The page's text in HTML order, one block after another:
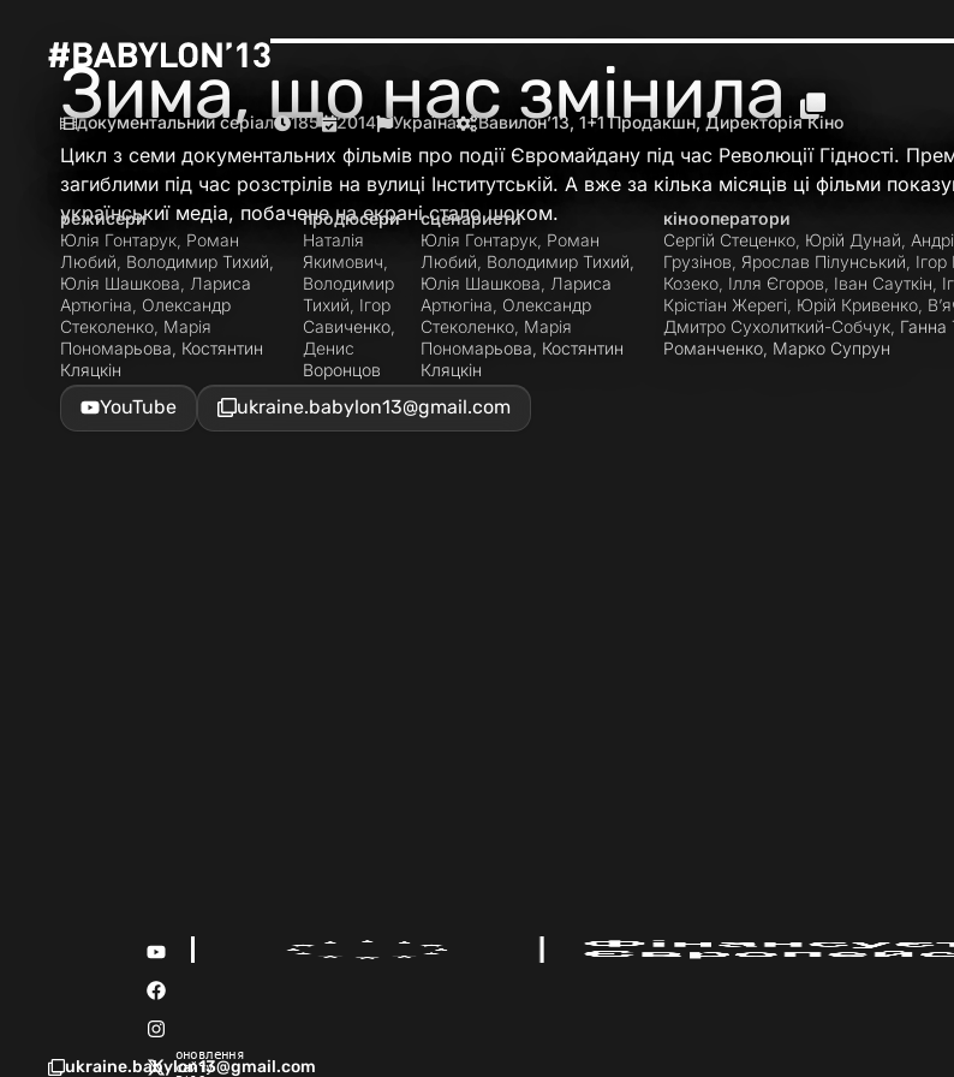
ukraine.babylon13@gmail.com
оновлення
сайту
Зима, що нас змінила
документальний серіал 185′ 2014 Україна Вавилон’13, 1+1 Продакшн, Директорія Кіно
Цикл з семи документальних фільмів про події Євромайдану під час Революції Гідності.
загиблими під час розстрілів на вулиці Інститутській. А вже за кілька місяців ці фільми
українськиї медіа, побачене на екрані стало шоком.
режисери
Юлія Гонтарук, Роман
Любий, Володимир Тихий,
Юлія Шашкова, Лариса
Артюгіна, Олександр
Стеколенко, Марія
Пономарьова, Костянтин
Кляцкін
продюсери
Наталія
Якимович,
Володимир
Тихий, Ігор
Савиченко,
Денис
Воронцов
сценаристи
Юлія Гонтарук, Роман
Любий, Володимир Тихий,
Юлія Шашкова, Лариса
Артюгіна, Олександр
Стеколенко, Марія
Пономарьова, Костянтин
Кляцкін
кінооператори
Сергій Стеценко, Юрій Дунай,
Грузінов, Ярослав Пілунський, Ігор
Козеко, Ілля Єгоров, Іван Сауткін,
Крістіан Жерегі, Юрій Кривенко,
Дмитро Сухолиткий-Собчук, Ганна
Романченко, Марко Супрун
YouTube ukraine.babylon13@gmail.com